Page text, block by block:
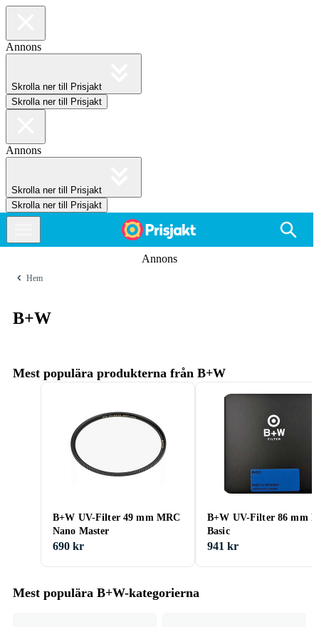
Annons
Skrolla ner till Prisjakt
Skrolla ner till Prisjakt
Annons
Skrolla ner till Prisjakt
Skrolla ner till Prisjakt
Annons
Hem
B+W
Mest populära produkterna från B+W
B+W UV-Filter 49 mm MRC
Nano Master
690 kr
B+W UV-Filter 86 mm
Basic
941 kr
Mest populära B+W-kategorierna